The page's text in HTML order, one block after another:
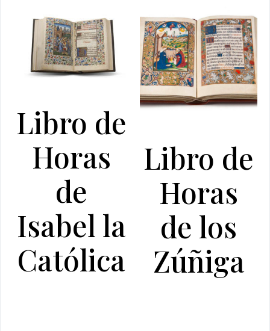
Libro de
Horas
de
Isabel la
Católica
Libro de
Horas
de los
Zúñiga